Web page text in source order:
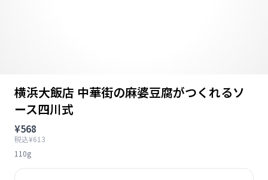
横浜大飯店 中華街の麻婆豆腐がつくれるソ
ース四川式
¥568
税込¥613
110g